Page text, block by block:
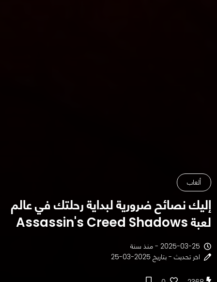
ألعاب
إليك نصائح ضرورية لبداية رحلتك في عالم
لعبة Assassin's Creed Shadows
2025-03-25 - منذ سنة
اخر تحديث - بتاريخ 2025-03-25